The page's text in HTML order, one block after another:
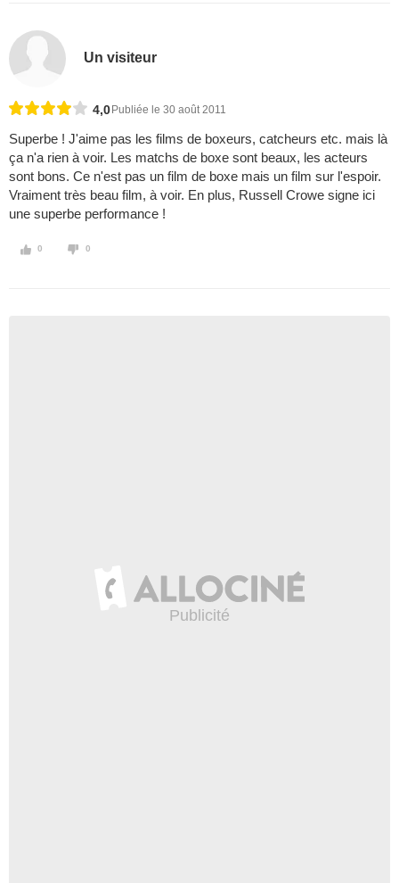
Un visiteur
4,0 Publiée le 30 août 2011
Superbe ! J'aime pas les films de boxeurs, catcheurs etc. mais là
ça n'a rien à voir. Les matchs de boxe sont beaux, les acteurs
sont bons. Ce n'est pas un film de boxe mais un film sur l'espoir.
Vraiment très beau film, à voir. En plus, Russell Crowe signe ici
une superbe performance !
0 0